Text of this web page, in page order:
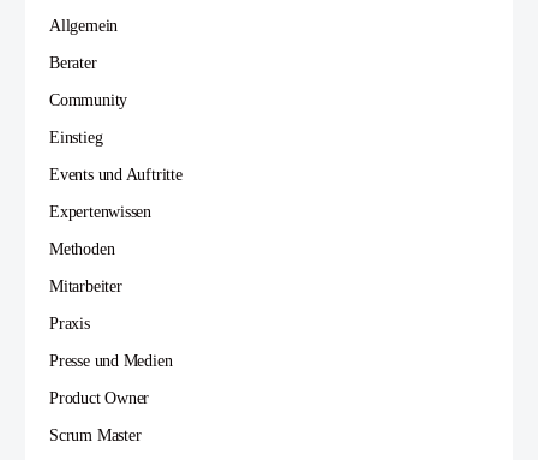
Allgemein
Berater
Community
Einstieg
Events und Auftritte
Expertenwissen
Methoden
Mitarbeiter
Praxis
Presse und Medien
Product Owner
Scrum Master